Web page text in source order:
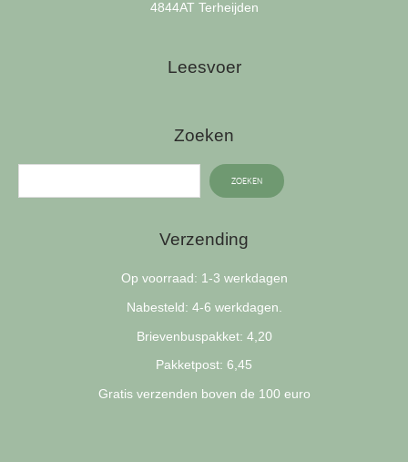
4844AT Terheijden
Leesvoer
Zoeken
ZOEKEN
Verzending
Op voorraad: 1-3 werkdagen
Nabesteld: 4-6 werkdagen.
Brievenbuspakket: 4,20
Pakketpost: 6,45
Gratis verzenden boven de 100 euro